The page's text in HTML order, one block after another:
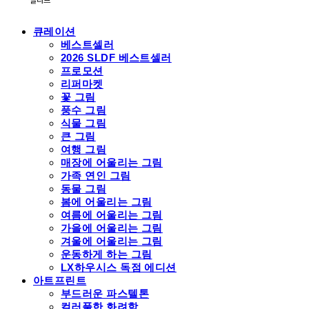
큐레이션
베스트셀러
2026 SLDF 베스트셀러
프로모션
리퍼마켓
꽃 그림
풍수 그림
식물 그림
큰 그림
여행 그림
매장에 어울리는 그림
가족 연인 그림
동물 그림
봄에 어울리는 그림
여름에 어울리는 그림
가을에 어울리는 그림
겨울에 어울리는 그림
운동하게 하는 그림
LX하우시스 독점 에디션
아트프린트
부드러운 파스텔톤
컬러풀한 화려함